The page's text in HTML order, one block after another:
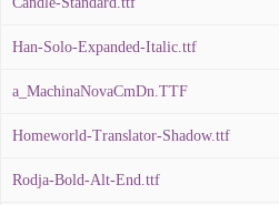
Han-Solo-Expanded-Italic.ttf
a_MachinaNovaCmDn.TTF
Homeworld-Translator-Shadow.ttf
Rodja-Bold-Alt-End.ttf